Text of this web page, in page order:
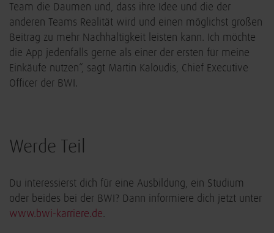
Team die Daumen und, dass ihre Idee und die der
anderen Teams Realität wird und einen möglichst großen
Beitrag zu mehr Nachhaltigkeit leisten kann. Ich möchte
die App jedenfalls gerne als einer der ersten für meine
Einkäufe nutzen“, sagt Martin Kaloudis, Chief Executive
Officer der BWI.
Werde Teil
Du interessierst dich für eine Ausbildung, ein Studium
oder beides bei der BWI? Dann informiere dich jetzt unter
www.bwi-karriere.de.